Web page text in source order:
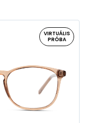
VIRTUÁLIS
PRÓBA